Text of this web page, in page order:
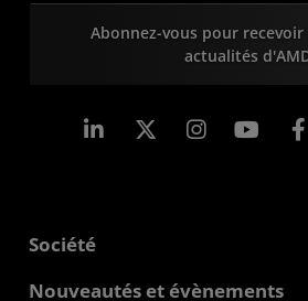
Abonnez-vous pour recevoir
actualités
LinkedIn Instagram
Société
À propos d'AMD
Nouveautés et évènements